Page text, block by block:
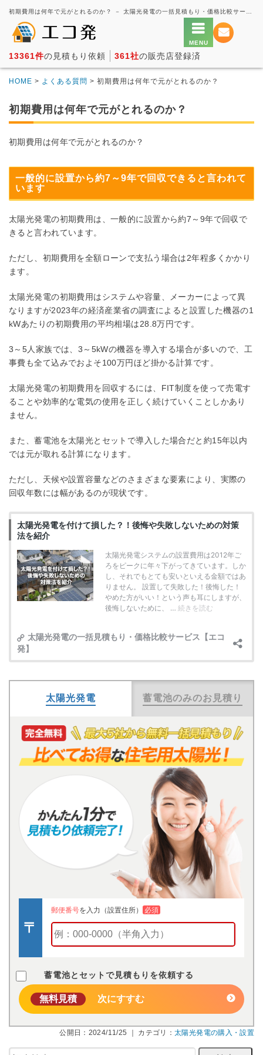
13361件の見積もり依頼 361社の販売店登録済
HOME > よくある質問 > 初期費用は何年で元がとれるのか？
初期費用は何年で元がとれるのか？
初期費用は何年で元がとれるのか？
一般的に設置から約7～9年で回収できると言われて
います
太陽光発電の初期費用は、一般的に設置から約7～9年で回収で
きると言われています。
ただし、初期費用を全額ローンで支払う場合は2年程多くかかり
ます。
太陽光発電の初期費用はシステムや容量、メーカーによって異
なりますが2023年の経済産業省の調査によると設置した機器の1
kWあたりの初期費用の平均相場は28.8万円です。
3～5人家族では、3～5kWの機器を導入する場合が多いので、工
事費も全て込みでおよそ100万円ほど掛かる計算です。
太陽光発電の初期費用を回収するには、FIT制度を使って売電す
ることや効率的な電気の使用を正しく続けていくことしかあり
ません。
また、蓄電池を太陽光とセットで導入した場合だと約15年以内
では元が取れる計算になります。
ただし、天候や設置容量などのさまざまな要素により、実際の
回収年数には幅があるのが現状です。
太陽光発電 蓄電池のみのお見積り
郵便番号を入力（設置住所） 必須
蓄電池とセットで見積もりを依頼する
無料見積 次にすすむ
公開日：2024/11/25 ｜ カテゴリ：太陽光発電の購入・設置